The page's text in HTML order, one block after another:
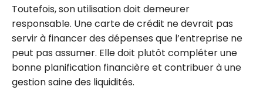
Toutefois, son utilisation doit demeurer
responsable. Une carte de crédit ne devrait pas
servir à financer des dépenses que l’entreprise ne
peut pas assumer. Elle doit plutôt compléter une
bonne planification financière et contribuer à une
gestion saine des liquidités.